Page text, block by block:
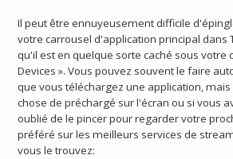
Il peut être ennuyeusement difficile
votre carrousel d'application principal dans
qu'il est en quelque sorte caché sous votre
Devices ». Vous pouvez souvent le faire
que vous téléchargez une application,
chose de préchargé sur l'écran ou si vous
oublié de le pincer pour regarder votre
préféré sur les meilleurs services de
vous le trouvez: